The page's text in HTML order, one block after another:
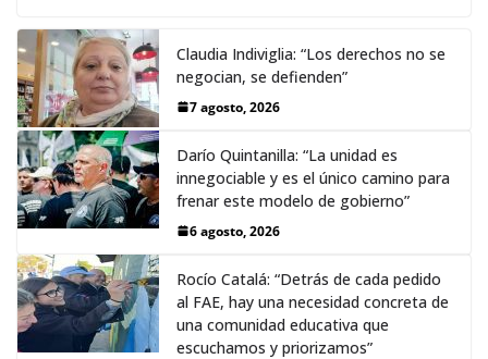
Claudia Indiviglia: “Los derechos no se
negocian, se defienden”
7 agosto, 2026
Darío Quintanilla: “La unidad es
innegociable y es el único camino para
frenar este modelo de gobierno”
6 agosto, 2026
Rocío Catalá: “Detrás de cada pedido
al FAE, hay una necesidad concreta de
una comunidad educativa que
escuchamos y priorizamos”